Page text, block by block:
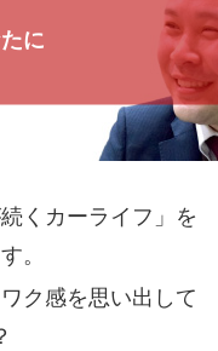
に
くカーライフ」を
。
ク感を思い出して